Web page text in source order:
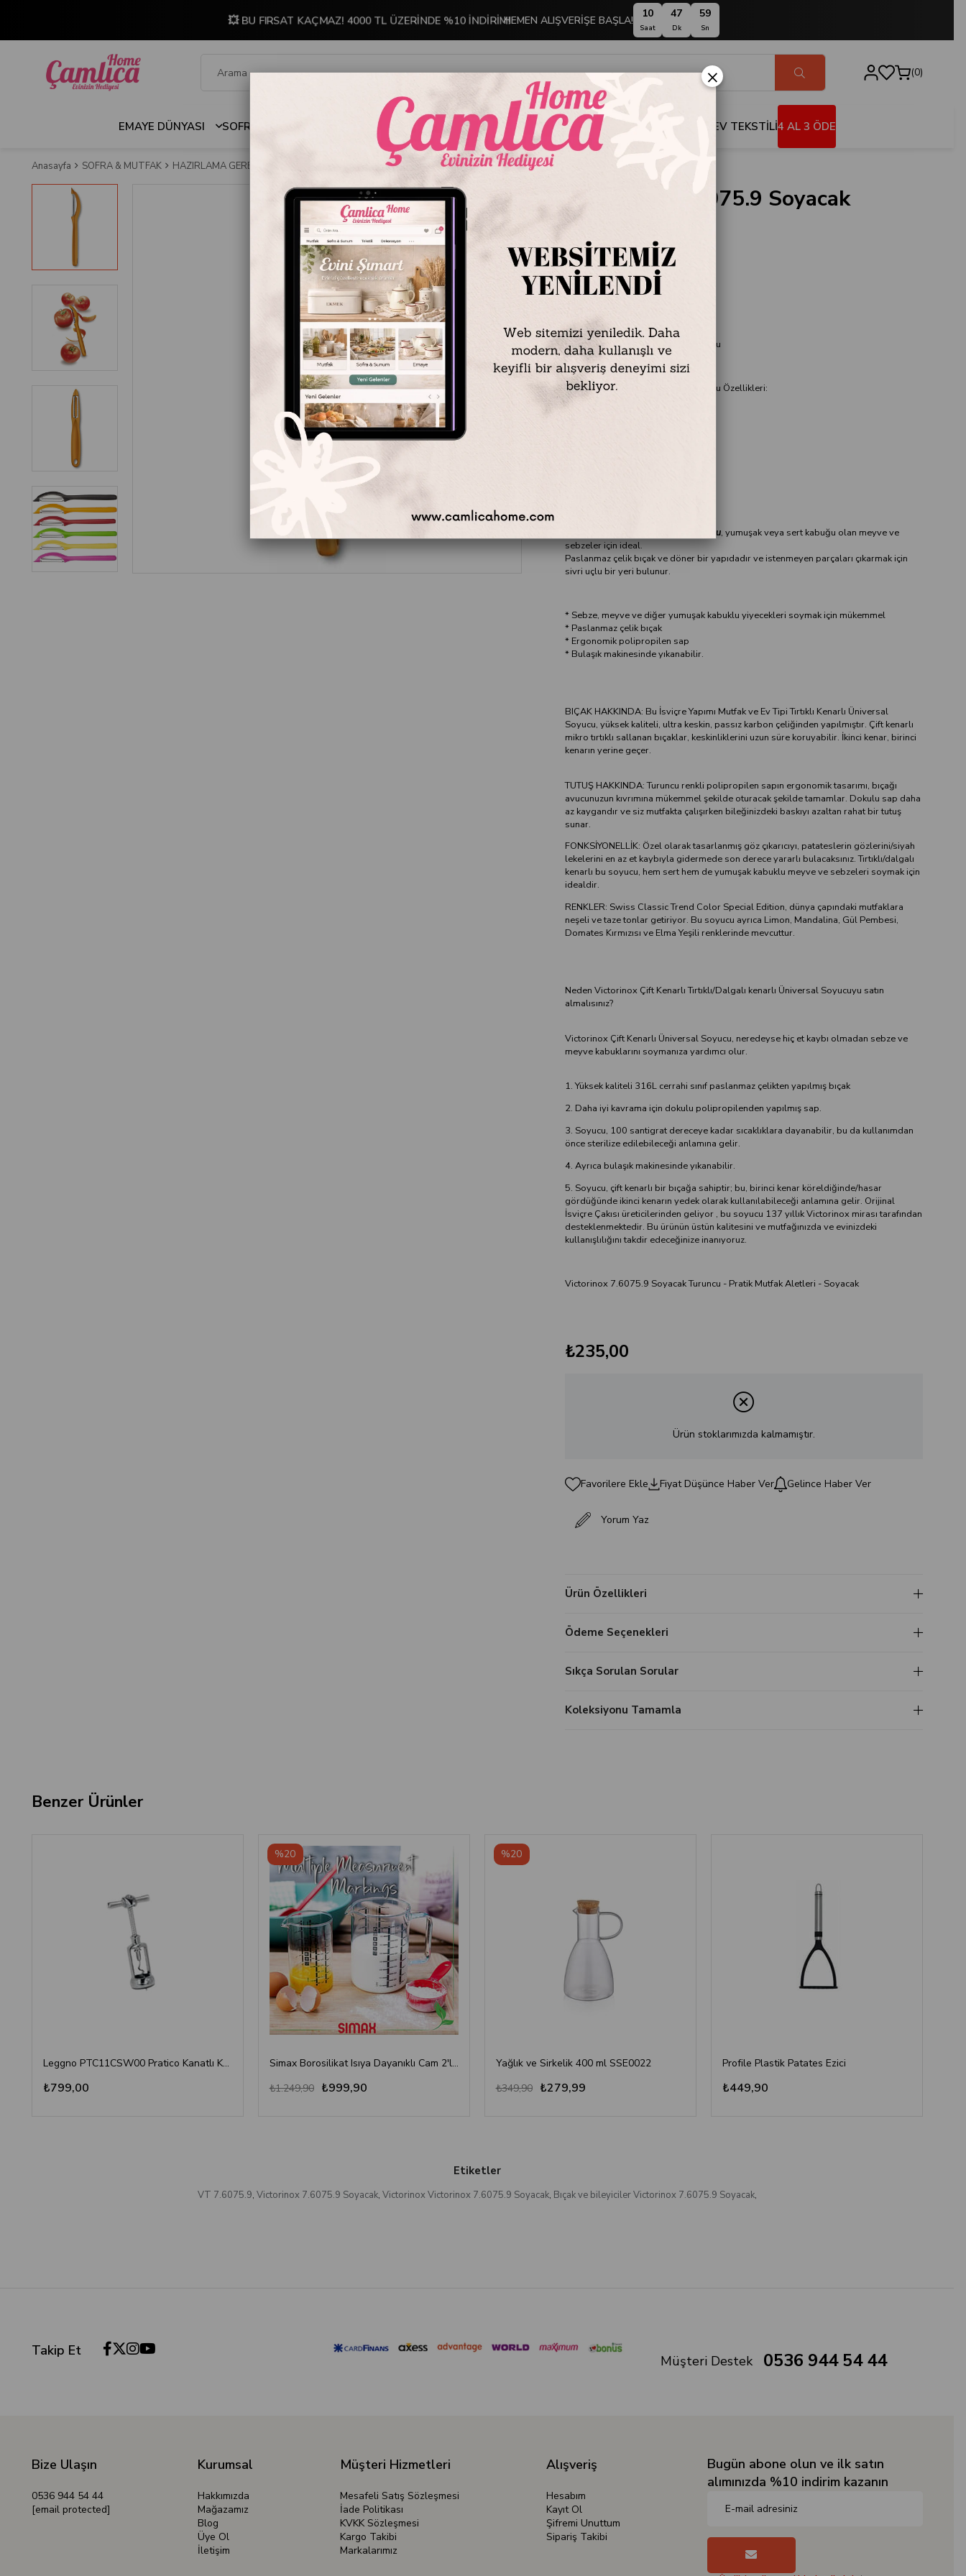
💥 BU FIRSAT KAÇMAZ! 4000 TL ÜZERİNDE %10 İNDİRİM!HEMEN ALIŞVERİŞE BAŞLA! 10
Saat
47
Dk
58
Sn
0
EMAYE DÜNYASI SOFRA & MUTFAK İNDİRİMLİ ÜRÜNLER DEKORASYON TABLO KOLEKSİYONU EV TEKSTİLİ4 AL 3 ÖDE
Anasayfa SOFRA & MUTFAK HAZIRLAMA GEREÇLERİ PRATİK MUTFAK GEREÇLERİ Victorinox 7.6075.9 Soyacak Turuncu
Victorinox 7.6075.9 Soyacak
Turuncu
Stok Kodu
VT 7.6075.9
Marka VICTORINOX
Victorinox 7.6075.9 Soyacak Turuncu
Victorinox 7.6075.9 Soyacak Turuncu Özellikleri:
Victorinox 7.6075.5 Soyacak Turuncu, yumuşak veya sert kabuğu olan meyve ve
sebzeler için ideal.
Paslanmaz çelik bıçak ve döner bir yapıdadır ve istenmeyen parçaları çıkarmak için
sivri uçlu bir yeri bulunur.
* Sebze, meyve ve diğer yumuşak kabuklu yiyecekleri soymak için mükemmel
* Paslanmaz çelik bıçak
* Ergonomik polipropilen sap
* Bulaşık makinesinde yıkanabilir.
BIÇAK HAKKINDA: Bu İsviçre Yapımı Mutfak ve Ev Tipi Tırtıklı Kenarlı Üniversal
Soyucu, yüksek kaliteli, ultra keskin, passız karbon çeliğinden yapılmıştır. Çift kenarlı
mikro tırtıklı sallanan bıçaklar, keskinliklerini uzun süre koruyabilir. İkinci kenar, birinci
kenarın yerine geçer.
TUTUŞ HAKKINDA: Turuncu renkli polipropilen sapın ergonomik tasarımı, bıçağı
avucunuzun kıvrımına mükemmel şekilde oturacak şekilde tamamlar. Dokulu sap daha
az kaygandır ve siz mutfakta çalışırken bileğinizdeki baskıyı azaltan rahat bir tutuş
sunar.
FONKSİYONELLİK: Özel olarak tasarlanmış göz çıkarıcıyı, patateslerin gözlerini/siyah
lekelerini en az et kaybıyla gidermede son derece yararlı bulacaksınız. Tırtıklı/dalgalı
kenarlı bu soyucu, hem sert hem de yumuşak kabuklu meyve ve sebzeleri soymak için
idealdir.
RENKLER: Swiss Classic Trend Color Special Edition, dünya çapındaki mutfaklara
neşeli ve taze tonlar getiriyor. Bu soyucu ayrıca Limon, Mandalina, Gül Pembesi,
Domates Kırmızısı ve Elma Yeşili renklerinde mevcuttur.
Neden Victorinox Çift Kenarlı Tırtıklı/Dalgalı kenarlı Üniversal Soyucuyu satın
almalısınız?
Victorinox Çift Kenarlı Üniversal Soyucu, neredeyse hiç et kaybı olmadan sebze ve
meyve kabuklarını soymanıza yardımcı olur.
1. Yüksek kaliteli 316L cerrahi sınıf paslanmaz çelikten yapılmış bıçak
2. Daha iyi kavrama için dokulu polipropilenden yapılmış sap.
3. Soyucu, 100 santigrat dereceye kadar sıcaklıklara dayanabilir, bu da kullanımdan
önce sterilize edilebileceği anlamına gelir.
4. Ayrıca bulaşık makinesinde yıkanabilir.
5. Soyucu, çift kenarlı bir bıçağa sahiptir; bu, birinci kenar köreldiğinde/hasar
gördüğünde ikinci kenarın yedek olarak kullanılabileceği anlamına gelir. Orijinal
İsviçre Çakısı üreticilerinden geliyor , bu soyucu 137 yıllık Victorinox mirası tarafından
desteklenmektedir. Bu ürünün üstün kalitesini ve mutfağınızda ve evinizdeki
kullanışlılığını takdir edeceğinize inanıyoruz.
Victorinox 7.6075.9 Soyacak Turuncu - Pratik Mutfak Aletleri - Soyacak
₺235,00
Ürün stoklarımızda kalmamıştır.
Favorilere Ekle Fiyat Düşünce Haber Ver Gelince Haber Ver
Yorum Yaz
Ürün Özellikleri
Ödeme Seçenekleri
Sıkça Sorulan Sorular
Koleksiyonu Tamamla
Benzer Ürünler
Leggno PTC11CSW00 Pratico Kanatlı Krom Tirbuşon
₺799,00
Simax Borosilikat Isıya Dayanıklı Cam 2'li Ölçü Kabı Seti
₺999,90
₺1.249,90
%20
Yağlık ve Sirkelik 400 ml SSE0022
₺279,99
₺349,90
%20
Profile Plastik Patates Ezici
₺449,90
Etiketler
VT 7.6075.9, Victorinox 7.6075.9 Soyacak, Victorinox Victorinox 7.6075.9 Soyacak, Bıçak ve bileyiciler Victorinox 7.6075.9 Soyacak,
Takip Et
Müşteri Destek 0536 944 54 44
Bize Ulaşın
0536 944 54 44
[email protected]
Kurumsal
Hakkımızda
Mağazamız
Blog
Üye Ol
İletişim
Müşteri Hizmetleri
Mesafeli Satış Sözleşmesi
İade Politikası
KVKK Sözleşmesi
Kargo Takibi
Markalarımız
Alışveriş
Hesabım
Kayıt Ol
Şifremi Unuttum
Sipariş Takibi
Bugün abone olun ve ilk satın
alımınızda %10 indirim kazanın
×